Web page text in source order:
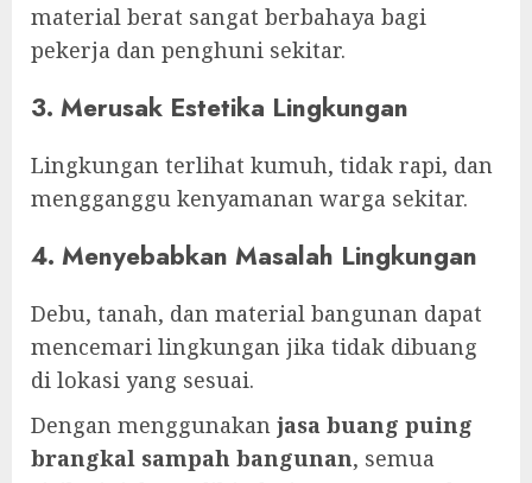
material berat sangat berbahaya bagi
pekerja dan penghuni sekitar.
3. Merusak Estetika Lingkungan
Lingkungan terlihat kumuh, tidak rapi, dan
mengganggu kenyamanan warga sekitar.
4. Menyebabkan Masalah Lingkungan
Debu, tanah, dan material bangunan dapat
mencemari lingkungan jika tidak dibuang
di lokasi yang sesuai.
Dengan menggunakan jasa buang puing
brangkal sampah bangunan, semua